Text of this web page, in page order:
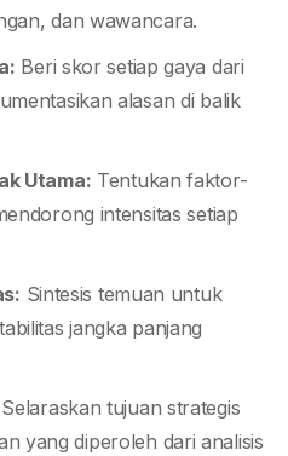
dan wawancara.
Beri skor setiap gaya dari
alasan di balik
Utama: Tentukan faktor-
intensitas setiap
Sintesis temuan untuk
jangka panjang
Selaraskan tujuan strategis
yang diperoleh dari analisis